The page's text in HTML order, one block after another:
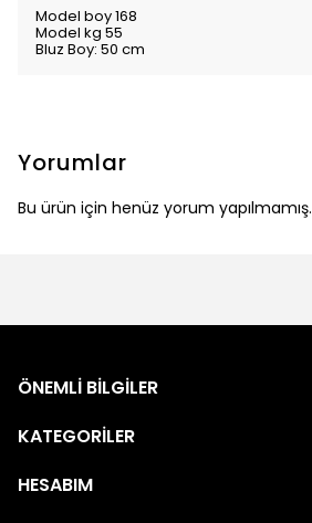
Model boy 168
Model kg 55
Bluz Boy: 50 cm
Yorumlar
Bu ürün için henüz yorum yapılmamış.
ÖNEMLİ BİLGİLER
KATEGORİLER
HESABIM